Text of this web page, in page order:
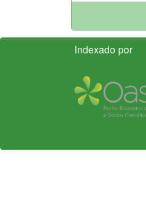
Indexado por